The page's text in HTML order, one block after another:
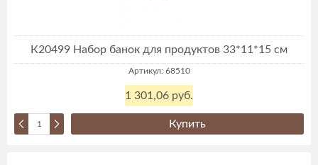
К20499 Набор банок для продуктов 33*11*15 см
Артикул: 68510
1 301,06 руб.
Купить